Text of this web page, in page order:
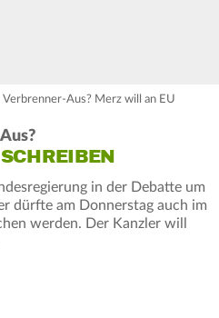
Verbrenner-Aus? Merz will an EU
in der Debatte um
dürfte am Donnerstag auch im
werden. Der Kanzler will